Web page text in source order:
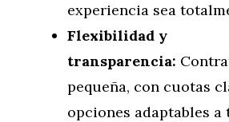
experiencia sea
Flexibilidad y
transparencia:
pequeña, con cuotas
opciones adaptables a